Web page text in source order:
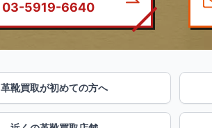
03-5919-6640
革靴買取が初めての方へ